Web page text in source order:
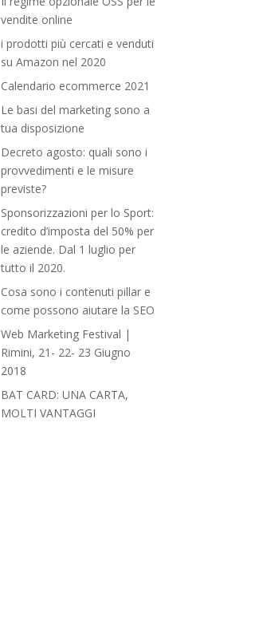
vendite online
i prodotti più cercati e venduti
su Amazon nel 2020
Calendario ecommerce 2021
Le basi del marketing sono a
tua disposizione
Decreto agosto: quali sono i
provvedimenti e le misure
previste?
Sponsorizzazioni per lo Sport:
credito d’imposta del 50% per
le aziende. Dal 1 luglio per
tutto il 2020.
Cosa sono i contenuti pillar e
come possono aiutare la SEO
Web Marketing Festival |
Rimini, 21- 22- 23 Giugno
2018‎
BAT CARD: UNA CARTA,
MOLTI VANTAGGI